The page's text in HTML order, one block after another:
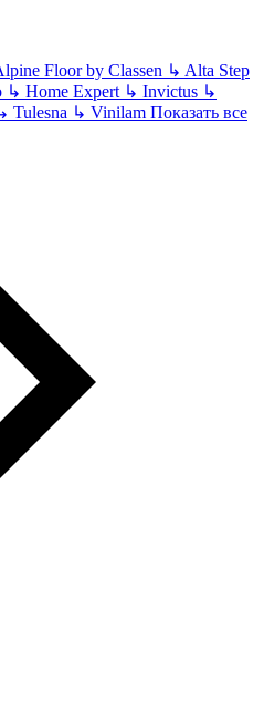
Floor by Classen ↳ Alta Step
↳ Home Expert ↳ Invictus ↳
Tulesna ↳ Vinilam Показать все